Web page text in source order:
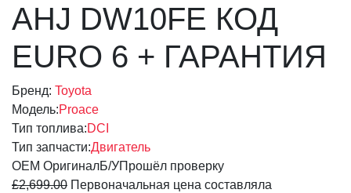
AHJ DW10FE КОД
EURO 6 + ГАРАНТИЯ
Бренд: Toyota
Модель:Proace
Тип топлива:DCI
Тип запчасти:Двигатель
OEM ОригиналБ/УПрошёл проверку
£2,699.00 Первоначальная цена составляла